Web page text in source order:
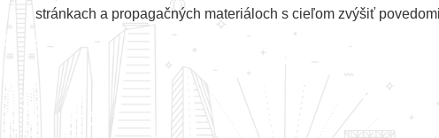
stránkach a propagačných materiáloch s cieľom zvýšiť